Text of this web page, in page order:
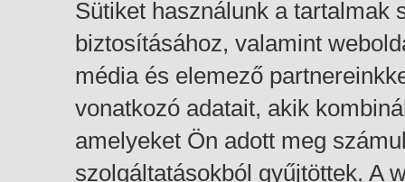
Sütiket használunk a tartalmak
biztosításához, valamint
média és elemező
vonatkozó adatait, akik
amelyeket Ön adott meg
szolgáltatásokból gyűjtöttek. A